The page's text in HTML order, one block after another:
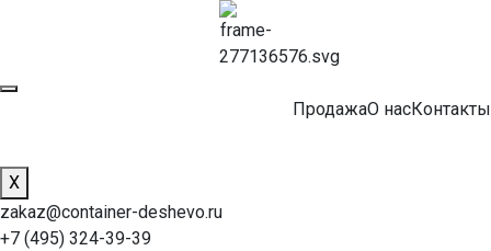
ПродажаО насКонтакты
X
zakaz@container-deshevo.ru
+7 (495) 324-39-39